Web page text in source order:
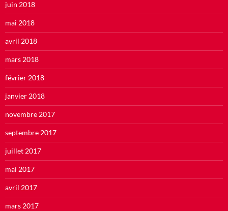
juin 2018
mai 2018
avril 2018
mars 2018
février 2018
janvier 2018
novembre 2017
septembre 2017
juillet 2017
mai 2017
avril 2017
mars 2017